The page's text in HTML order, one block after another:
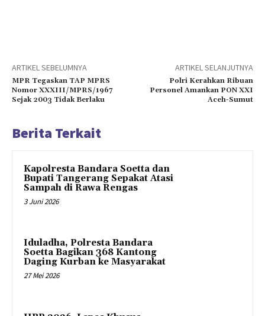
ARTIKEL SEBELUMNYA
MPR Tegaskan TAP MPRS
Nomor XXXIII/MPRS/1967
Sejak 2003 Tidak Berlaku
ARTIKEL SELANJUTNYA
Polri Kerahkan Ribuan
Personel Amankan PON XXI
Aceh-Sumut
Berita Terkait
Kapolresta Bandara Soetta dan
Bupati Tangerang Sepakat Atasi
Sampah di Rawa Rengas
3 Juni 2026
Iduladha, Polresta Bandara
Soetta Bagikan 368 Kantong
Daging Kurban ke Masyarakat
27 Mei 2026